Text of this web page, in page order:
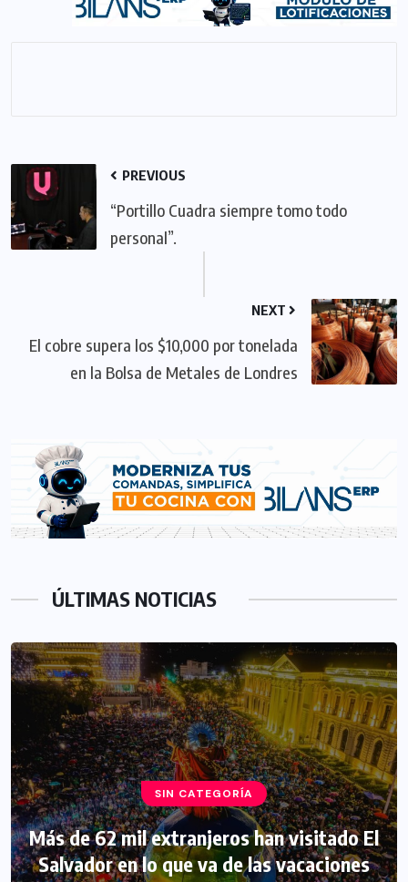
PREVIOUS
“Portillo Cuadra siempre tomo todo
personal”.
NEXT
El cobre supera los $10,000 por tonelada
en la Bolsa de Metales de Londres
ÚLTIMAS NOTICIAS
SIN CATEGORÍA
Más de 62 mil extranjeros han visitado El
Salvador en lo que va de las vacaciones